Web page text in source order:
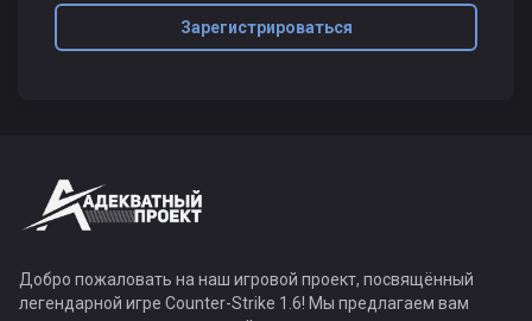
Зарегистрироваться
Добро пожаловать на наш игровой проект, посвящённый
легендарной игре Counter-Strike 1.6! Мы предлагаем вам